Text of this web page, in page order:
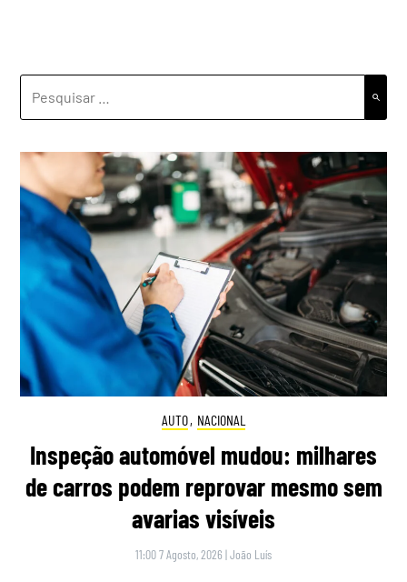
AUTO, NACIONAL
Inspeção automóvel mudou: milhares
de carros podem reprovar mesmo sem
avarias visíveis
11:00 7 Agosto, 2026 |João Luís